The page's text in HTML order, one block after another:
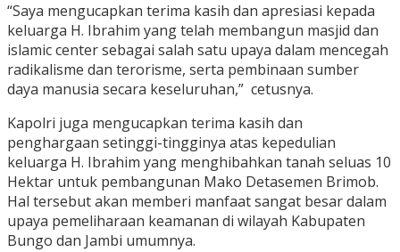
“Saya mengucapkan terima kasih dan apresiasi kepada
keluarga H. Ibrahim yang telah membangun masjid dan
islamic center sebagai salah satu upaya dalam mencegah
radikalisme dan terorisme, serta pembinaan sumber
daya manusia secara keseluruhan,” cetusnya.
Kapolri juga mengucapkan terima kasih dan
penghargaan setinggi-tingginya atas kepedulian
keluarga H. Ibrahim yang menghibahkan tanah seluas 10
Hektar untuk pembangunan Mako Detasemen Brimob.
Hal tersebut akan memberi manfaat sangat besar dalam
upaya pemeliharaan keamanan di wilayah Kabupaten
Bungo dan Jambi umumnya.